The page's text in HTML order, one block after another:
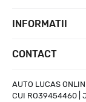
INFORMATII
CONTACT
AUTO LUCAS
CUI RO39454460 |